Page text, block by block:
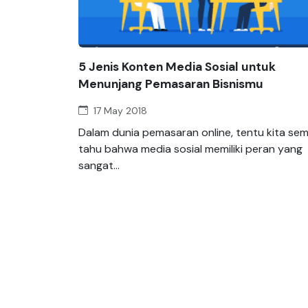
5 Jenis Konten Media Sosial untuk
Menunjang Pemasaran Bisnismu
17 May 2018
Dalam dunia pemasaran online, tentu kita
tahu bahwa media sosial memiliki peran yang
sangat...